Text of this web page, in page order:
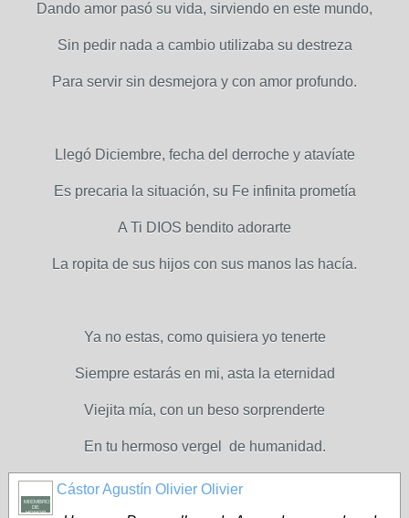
Dando amor pasó su vida, sirviendo en este mundo,
Sin pedir nada a cambio utilizaba su destreza
Para servir sin desmejora y con amor profundo.
Llegó Diciembre, fecha del derroche y atavíate
Es precaria la situación, su Fe infinita prometía
A Ti DIOS bendito adorarte
La ropita de sus hijos con sus manos las hacía.
Ya no estas, como quisiera yo tenerte
Siempre estarás en mi, asta la eternidad
Viejita mía, con un beso sorprenderte
En tu hermoso vergel de humanidad.
MIEMBRO
DE
HONOR
Cástor Agustín Olivier Olivier